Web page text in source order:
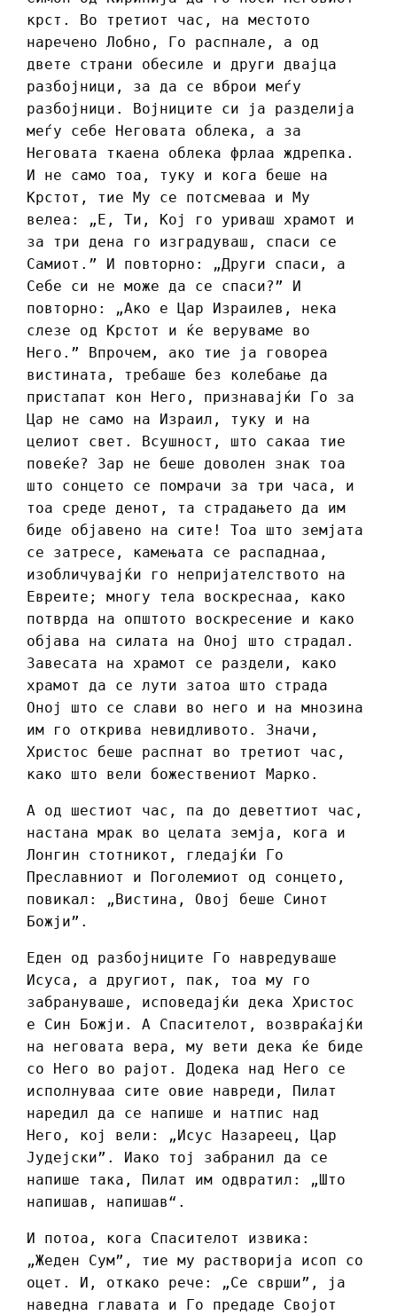
крст. Во третиот час, на местото
наречено Лобно, Го распнале, а од
двете страни обесиле и други двајца
разбојници, за да се вброи меѓу
разбојници. Војниците си ја разделија
меѓу себе Неговата облека, а за
Неговата ткаена облека фрлаа ждрепка.
И не само тоа, туку и кога беше на
Крстот, тие Му се потсмеваа и Му
велеа: „Е, Ти, Кој го уриваш храмот и
за три дена го изградуваш, спаси се
Самиот.” И повторно: „Други спаси, а
Себе си не може да се спаси?” И
повторно: „Ако е Цар Израилев, нека
слезе од Крстот и ќе веруваме во
Него.” Впрочем, ако тие ја говореа
вистината, требаше без колебање да
пристапат кон Него, признавајќи Го за
Цар не само на Израил, туку и на
целиот свет. Всушност, што сакаа тие
повеќе? Зар не беше доволен знак тоа
што сонцето се помрачи за три часа, и
тоа среде денот, та страдањето да им
биде објавено на сите! Тоа што земјата
се затресе, камењата се распаднаа,
изобличувајќи го непријателството на
Евреите; многу тела воскреснаа, како
потврда на општото воскресение и како
објава на силата на Оној што страдал.
Завесата на храмот се раздели, како
храмот да се лути затоа што страда
Оној што се слави во него и на мнозина
им го открива невидливото. Значи,
Христос беше распнат во третиот час,
како што вели божествениот Марко.
А од шестиот час, па до деветтиот час,
настана мрак во целата земја, кога и
Лонгин стотникот, гледајќи Го
Преславниот и Поголемиот од сонцето,
повикал: „Вистина, Овој беше Синот
Божји”.
Еден од разбојниците Го навредуваше
Исуса, а другиот, пак, тоа му го
забрануваше, исповедајќи дека Христос
е Син Божји. А Спасителот, возвраќајќи
на неговата вера, му вети дека ќе биде
со Него во рајот. Додека над Него се
исполнуваа сите овие навреди, Пилат
наредил да се напише и натпис над
Него, кој вели: „Исус Назареец, Цар
Јудејски”. Иако тој забранил да се
напише така, Пилат им одвратил: „Што
напишав, напишав“.
И потоа, кога Спасителот извика:
„Жеден Сум”, тие му растворија исоп со
оцет. И, откако рече: „Се сврши”, ја
наведна главата и Го предаде Својот